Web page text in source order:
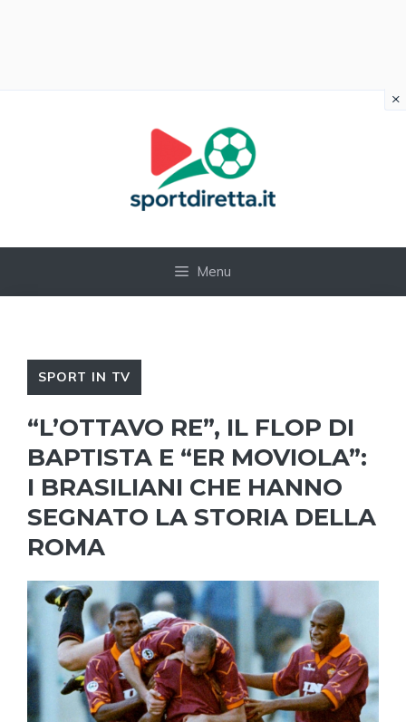
Menu
SPORT IN TV
“L’OTTAVO RE”, IL FLOP DI
BAPTISTA E “ER MOVIOLA”:
I BRASILIANI CHE HANNO
SEGNATO LA STORIA DELLA
ROMA
×